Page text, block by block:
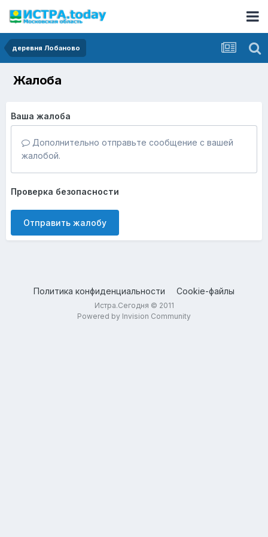
деревня Лобаново
Жалоба
Ваша жалоба
Дополнительно отправьте сообщение с вашей
жалобой.
Проверка безопасности
Отправить жалобу
Политика конфиденциальности Cookie-файлы
Истра.Сегодня © 2011
Powered by Invision Community